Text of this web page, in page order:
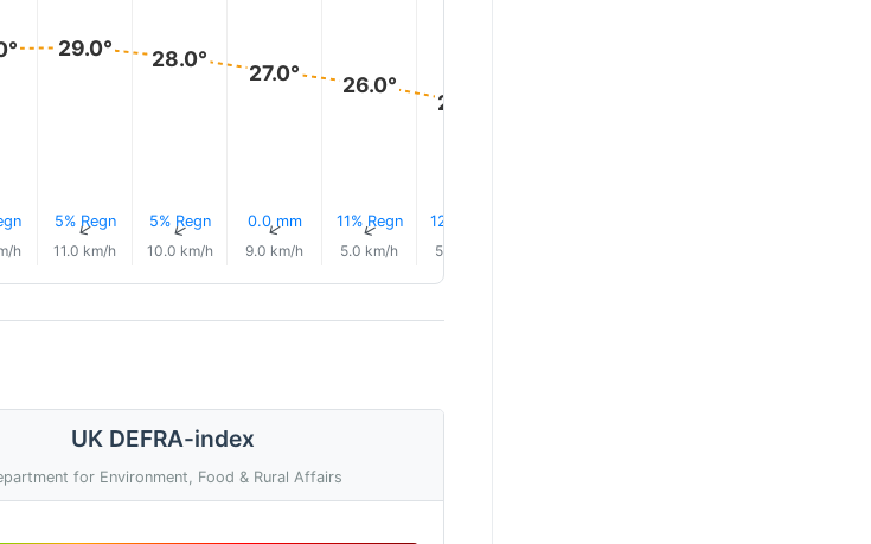
h
29.0°
5% Regn
↑
11.0 km/h
28.0°
5% Regn
↑
10.0 km/h
27.0°
0.0 mm
↑
9.0 km/h
26.0°
11% Regn
↑
5.0 km/h
25.0°
12% Regn
5.0 km/h
UK DEFRA-index
for Environment, Food & Rural Affairs